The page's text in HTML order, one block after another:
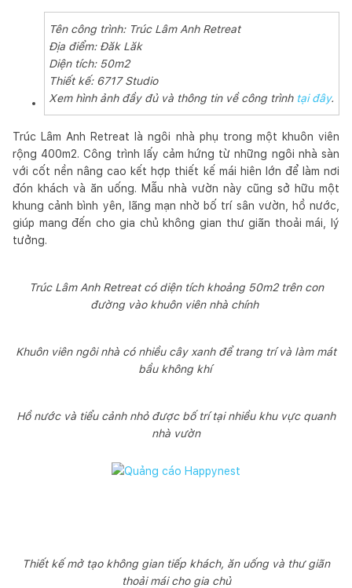
Tên công trình: Trúc Lâm Anh Retreat
Địa điểm: Đăk Lăk
Diện tích: 50m2
Thiết kế: 6717 Studio
Xem hình ảnh đầy đủ và thông tin về công trình tại đây.
Trúc Lâm Anh Retreat là ngôi nhà phụ trong một khuôn viên
rộng 400m2. Công trình lấy cảm hứng từ những ngôi nhà sàn
với cốt nền nâng cao kết hợp thiết kế mái hiên lớn để làm nơi
đón khách và ăn uống. Mẫu nhà vườn này cũng sở hữu một
khung cảnh bình yên, lãng mạn nhờ bố trí sân vườn, hồ nước,
giúp mang đến cho gia chủ không gian thư giãn thoải mái, lý
tưởng.
Trúc Lâm Anh Retreat có diện tích khoảng 50m2 trên con
đường vào khuôn viên nhà chính
Khuôn viên ngôi nhà có nhiều cây xanh để trang trí và làm mát
bầu không khí
Hồ nước và tiểu cảnh nhỏ được bố trí tại nhiều khu vực quanh
nhà vườn
Thiết kế mở tạo không gian tiếp khách, ăn uống và thư giãn
thoải mái cho gia chủ